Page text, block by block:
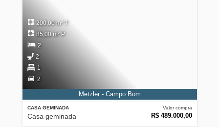
CASA GEMINADA
Casa geminada
Valor compra
R$ 489.000,00
200,00 m² T
85,00 m² P
2
2
1
2
Metzler - Campo Bom